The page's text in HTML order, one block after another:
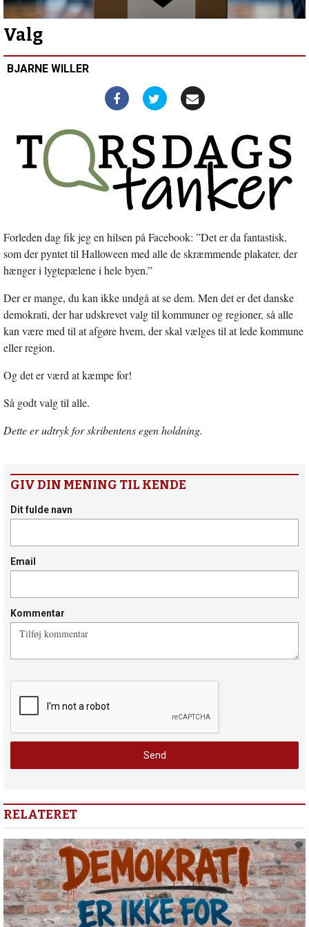
længere”Forrige
indlæg:
Emil
Lauge
Ibsen
Valg
BJARNE WILLER
Forleden dag fik jeg en hilsen på Facebook: ”Det er da fantastisk,
som der pyntet til Halloween med alle de skræmmende plakater, der
hænger i lygtepælene i hele byen.”
Der er mange, du kan ikke undgå at se dem. Men det er det danske
demokrati, der har udskrevet valg til kommuner og regioner, så alle
kan være med til at afgøre hvem, der skal vælges til at lede kommune
eller region.
Og det er værd at kæmpe for!
Så godt valg til alle.
Dette er udtryk for skribentens egen holdning.
GIV DIN MENING TIL KENDE
Dit fulde navn
Email
Kommentar
RELATERET